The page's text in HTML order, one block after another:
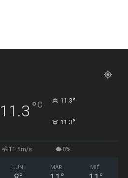
11.3 °C 11.3°
11.3°
11.5m/s 0%
LUN MAR MIÉ